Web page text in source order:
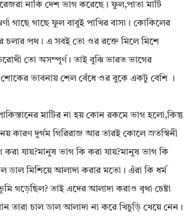
নাকি দেশ ভাগ করেছে। ফুল,পাতা মাটি
গাছে গাছে ফুল বাবুই পাখির বাসা। কোকিলের
চলার পথ। এ সবই তো ওর রক্তে মিলে মিশে
তো অসম্পূর্ণ। তাই বুঝি ভারত ভাগের
শোকের ভাবনায় শেল বেঁধে ওর বুকে একটু বেশি ।
মাটির না হয় কোন রকমে ভাগ হলো,কিন্তু
কারণ দুর্গম গিরিরাজ আর তারই কোলে স্রতস্বিনী
যায়?মানুষ ভাগ কি করা যায়?মানুষ ভাগ কি
ডাল মিশিয়ে আলাদা করার মতো। এঁরা কি ধর্ম
গড়েছিল? তাই এদের আলাদা করাও বৃথা চেষ্টা
তারা চাল ডাল আলাদা না করে খিচুড়ি খেয়ে নেন।